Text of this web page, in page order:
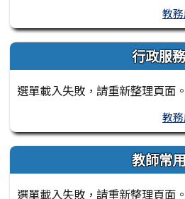
教
行政服務
選單載入失敗，請重新整理頁面。
教
教師常用
選單載入失敗，請重新整理頁面。